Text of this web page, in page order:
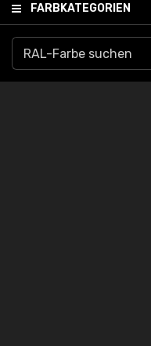
FARBKATEGORIEN